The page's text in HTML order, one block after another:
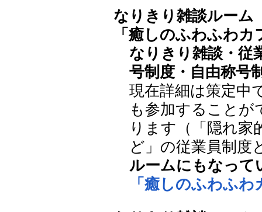
なりきり雑談ルーム
「癒しのふわふわカ
なりきり雑談・従
号制度・自由称号
現在詳細は策定中
も参加することが
ります（「隠れ
ど」の従業員制度
ルームにもなって
「癒しのふわふ